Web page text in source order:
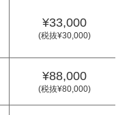
¥33,000
(税抜¥30,000)
¥88,000
(税抜¥80,000)